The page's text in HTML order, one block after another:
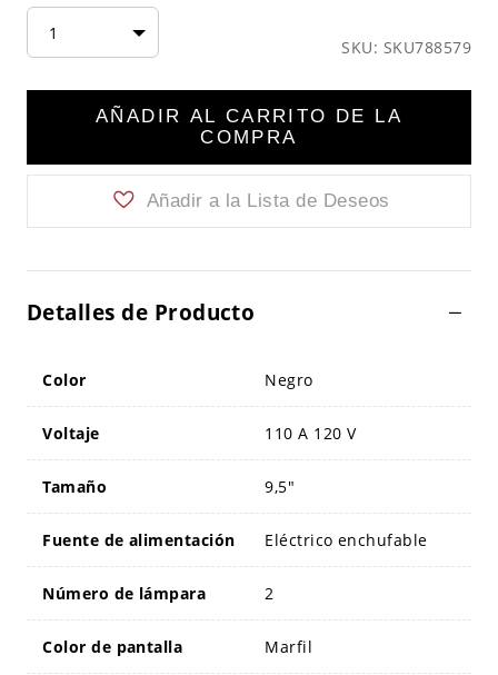
1
SKU: SKU788579
AÑADIR AL CARRITO DE LA
COMPRA
Añadir a la Lista de Deseos
Detalles de Producto
Color Negro
Voltaje 110 A 120 V
Tamaño 9,5"
Fuente de alimentación Eléctrico enchufable
Número de lámpara 2
Color de pantalla Marfil